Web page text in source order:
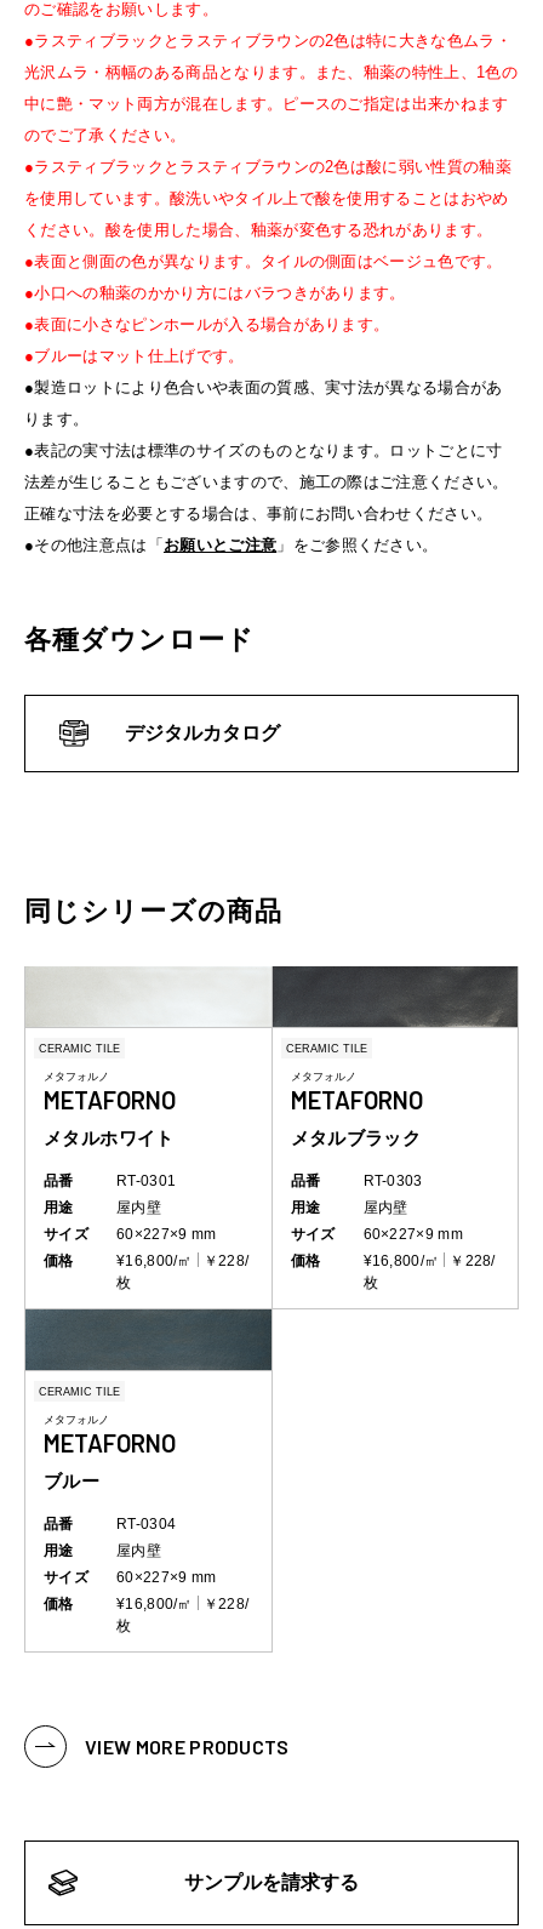
のご確認をお願いします。
●ラスティブラックとラスティブラウンの2色は特に大きな色ムラ・
光沢ムラ・柄幅のある商品となります。また、釉薬の特性上、1色の
中に艶・マット両方が混在します。ピースのご指定は出来かねます
のでご了承ください。
●ラスティブラックとラスティブラウンの2色は酸に弱い性質の釉薬
を使用しています。酸洗いやタイル上で酸を使用することはおやめ
ください。酸を使用した場合、釉薬が変色する恐れがあります。
●表面と側面の色が異なります。タイルの側面はベージュ色です。
●小口への釉薬のかかり方にはバラつきがあります。
●表面に小さなピンホールが入る場合があります。
●ブルーはマット仕上げです。
●製造ロットにより色合いや表面の質感、実寸法が異なる場合があ
ります。
●表記の実寸法は標準のサイズのものとなります。ロットごとに寸
法差が生じることもございますので、施工の際はご注意ください。
正確な寸法を必要とする場合は、事前にお問い合わせください。
●その他注意点は「お願いとご注意 」をご参照ください。
各種ダウンロード
デジタルカタログ
同じシリーズの商品
CERAMIC TILE
メタフォルノ
METAFORNO
メタルホワイト
品番
RT-0301
用途
屋内壁
サイズ
60×227×9 mm
価格
¥16,800/㎡
￥228/
枚
CERAMIC TILE
メタフォルノ
METAFORNO
メタルブラック
品番
RT-0303
用途
屋内壁
サイズ
60×227×9 mm
価格
¥16,800/㎡
￥228/
枚
CERAMIC TILE
メタフォルノ
METAFORNO
ブルー
品番
RT-0304
用途
屋内壁
サイズ
60×227×9 mm
価格
¥16,800/㎡
￥228/
枚
VIEW MORE PRODUCTS
サンプルを請求する